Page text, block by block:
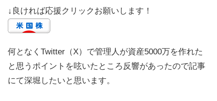
↓良ければ応援クリックお願いします！
何となくTwitter（X）で管理人が資産5000万を作れた
と思うポイントを呟いたところ反響があったので記事
にて深堀したいと思います。